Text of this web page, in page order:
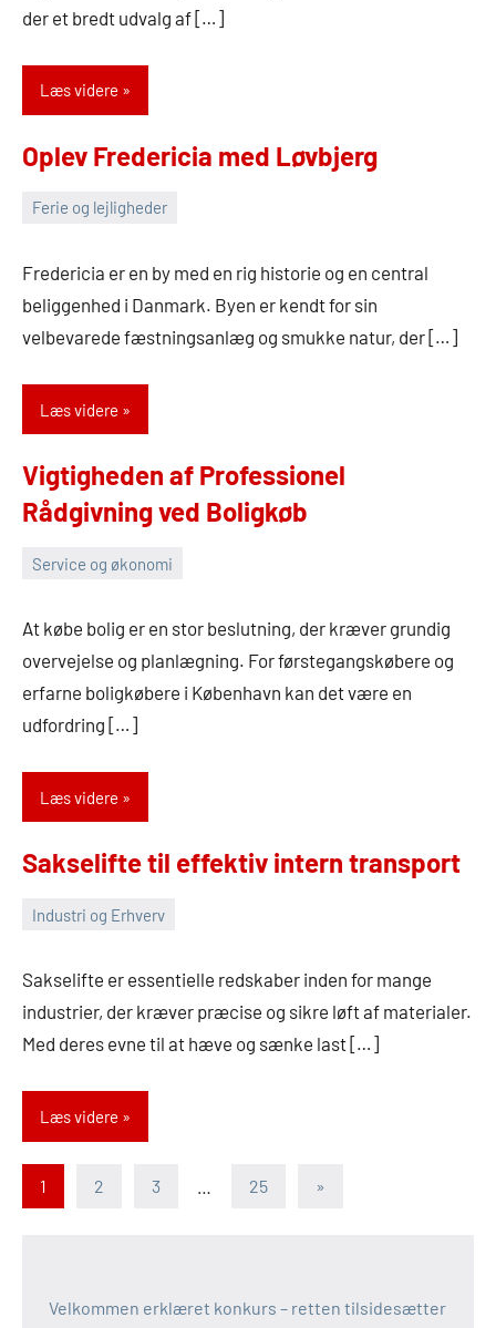
der et bredt udvalg af […]
Læs videre
Oplev Fredericia med Løvbjerg
Ferie og lejligheder
2026
Fredericia er en by med en rig historie og en central
beliggenhed i Danmark. Byen er kendt for sin
velbevarede fæstningsanlæg og smukke natur, der […]
Læs videre
Vigtigheden af Professionel
Rådgivning ved Boligkøb
Service og økonomi
2026
At købe bolig er en stor beslutning, der kræver grundig
overvejelse og planlægning. For førstegangskøbere og
erfarne boligkøbere i København kan det være en
udfordring […]
Læs videre
Sakselifte til effektiv intern transport
Industri og Erhverv
2026
Sakselifte er essentielle redskaber inden for mange
industrier, der kræver præcise og sikre løft af materialer.
Med deres evne til at hæve og sænke last […]
Læs videre
Indlægsinddeling
1 2 3 25
Næste
»
Velkommen erklæret konkurs – retten tilsidesætter